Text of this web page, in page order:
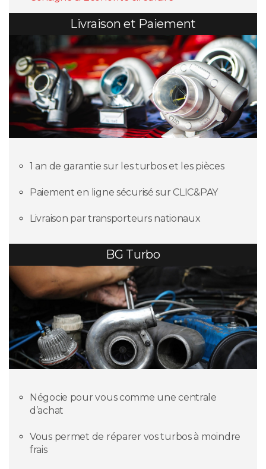
Livraison et Paiement
1 an de garantie sur les turbos et les pièces
Paiement en ligne sécurisé sur CLIC&PAY
Livraison par transporteurs nationaux
BG Turbo
Négocie pour vous comme une centrale
d’achat
Vous permet de réparer vos turbos à moindre
frais